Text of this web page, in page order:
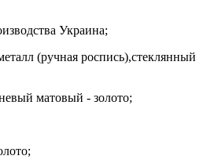
Украина;
(ручная роспись),стеклянный
матовый - золото;